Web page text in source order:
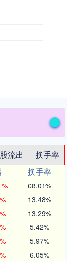
流出
换手率
换手率
68.01%
13.48%
13.29%
5.42%
5.97%
6.05%